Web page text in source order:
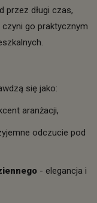
przez długi czas,
go praktycznym
się jako:
aranżacji,
odczucie pod
- elegancja i